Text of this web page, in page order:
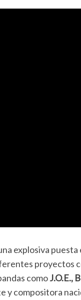
explosiva puesta
proyectos
comoJ.O.E.,
y compositora